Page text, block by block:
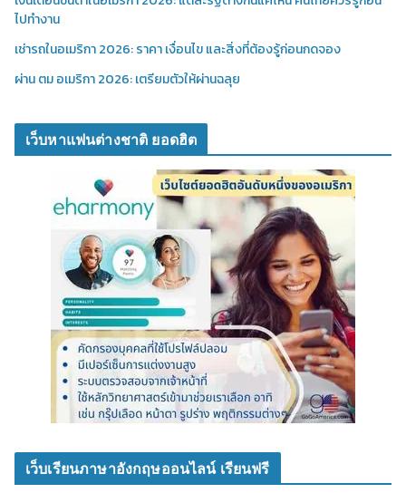
ไปทำงาน
เช่ารถในอเมริกา 2026: ราคา เงื่อนไข และสิ่งที่ต้องรู้ก่อนกดจอง
ผ่าน ตม อเมริกา 2026: เตรียมตัวให้ผ่านฉลุย
เว็บหาแฟนต่างชาติ ยอดฮิต
เว็บเรียนภาษาอังกฤษออนไลน์ เรียนฟรี